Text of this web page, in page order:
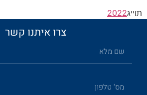
תוייג2022
צרו איתנו קשר